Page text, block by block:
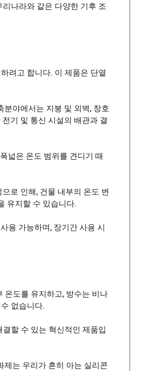
나라와 같은 다양한 기후 조
려고 합니다. 이 제품은 단열
야에서는 지붕 및 외벽, 창호
기 및 통신 시설의 배관과 결
넓은 온도 범위를 견디기 때
로 인해, 건물 내부의 온도 변
유지할 수 있습니다.
용 가능하며, 장기간 사용 시
온도를 유지하고, 방수는 비나
없습니다.
할 수 있는 혁신적인 제품입
제는 우리가 흔히 아는 실리콘